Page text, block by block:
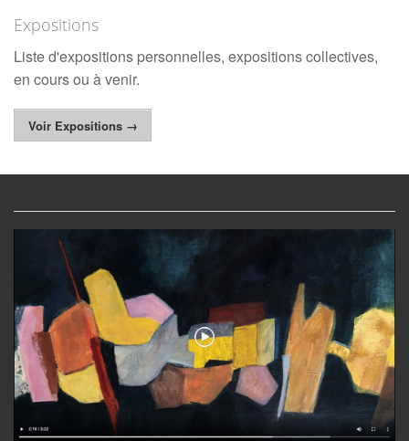
Expositions
Liste d'expositions personnelles, expositions collectives,
en cours ou à venir.
Voir Expositions →